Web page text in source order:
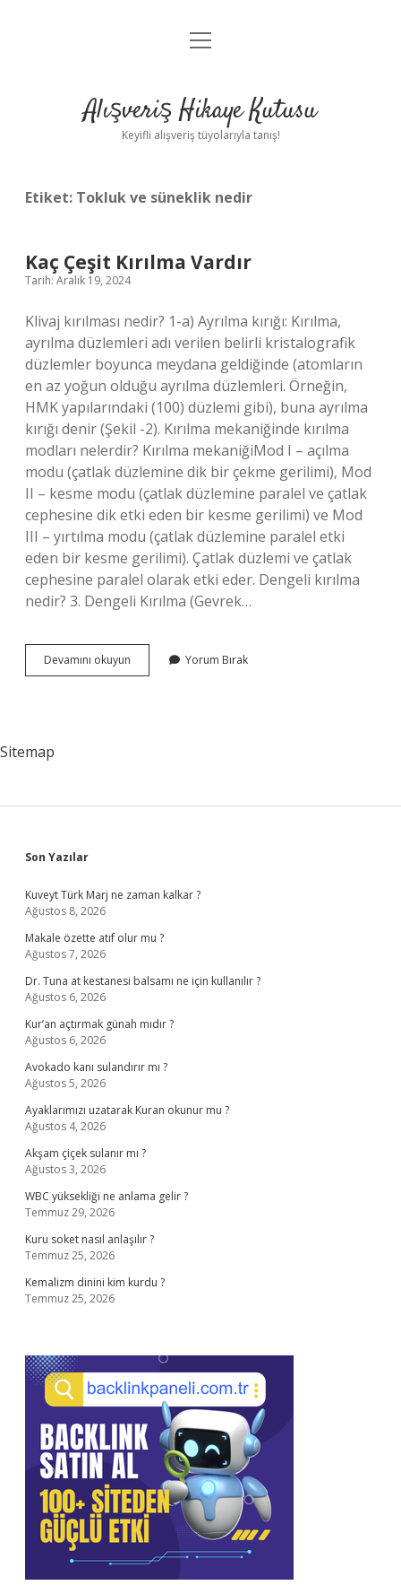
Anasayfa
Yasal Uyarı
menüyü
Alışveriş Hikaye Kutusu
Keyifli alışveriş tüyolarıyla tanış!
Etiket: Tokluk ve süneklik nedir
Kaç Çeşit Kırılma Vardır
Tarih: Aralık 19, 2024
Klivaj kırılması nedir? 1-a) Ayrılma kırığı: Kırılma,
ayrılma düzlemleri adı verilen belirli kristalografik
düzlemler boyunca meydana geldiğinde (atomların
en az yoğun olduğu ayrılma düzlemleri. Örneğin,
HMK yapılarındaki (100) düzlemi gibi), buna ayrılma
kırığı denir (Şekil -2). Kırılma mekaniğinde kırılma
modları nelerdir? Kırılma mekaniğiMod I – açılma
modu (çatlak düzlemine dik bir çekme gerilimi), Mod
II – kesme modu (çatlak düzlemine paralel ve çatlak
cephesine dik etki eden bir kesme gerilimi) ve Mod
III – yırtılma modu (çatlak düzlemine paralel etki
eden bir kesme gerilimi). Çatlak düzlemi ve çatlak
cephesine paralel olarak etki eder. Dengeli kırılma
nedir? 3. Dengeli Kırılma (Gevrek…
Devamını okuyun
Çeşit
Yorum Bırak
Sitemap
Sidebar
Son Yazılar
Kuveyt Türk Marj ne zaman kalkar ?
Ağustos 8, 2026
Makale özette atıf olur mu ?
Ağustos 7, 2026
Dr. Tuna at kestanesi balsamı ne için kullanılır ?
Ağustos 6, 2026
Kur’an açtırmak günah mıdır ?
Ağustos 6, 2026
Avokado kanı sulandırır mı ?
Ağustos 5, 2026
Ayaklarımızı uzatarak Kuran okunur mu ?
Ağustos 4, 2026
Akşam çiçek sulanır mı ?
Ağustos 3, 2026
WBC yüksekliği ne anlama gelir ?
Temmuz 29, 2026
Kuru soket nasıl anlaşılır ?
Temmuz 25, 2026
Kemalizm dinini kim kurdu ?
Temmuz 25, 2026